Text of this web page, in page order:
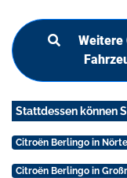
Weitere
Stattdessen können
Citroën Berlingo in
Citroën Berlingo in